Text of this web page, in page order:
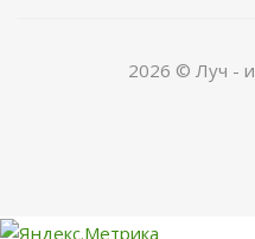
2026 © Луч -